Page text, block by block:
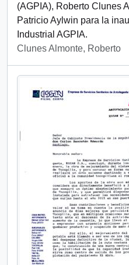
(AGPIA), Roberto Clunes
Patricio Aylwin para la
Industrial AGPIA.
Clunes Almonte, Roberto